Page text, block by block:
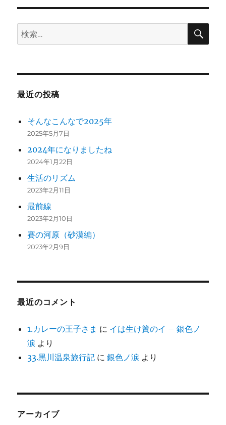
検
索:
検
最近の投稿
そんなこんなで2025年
2025年5月7日
2024年になりましたね
2024年1月22日
生活のリズム
2023年2月11日
最前線
2023年2月10日
賽の河原（砂漠編）
2023年2月9日
最近のコメント
1.カレーの王子さま に イは生け簀のイ – 銀色ノ
涙 より
33.黒川温泉旅行記 に銀色ノ涙 より
アーカイブ